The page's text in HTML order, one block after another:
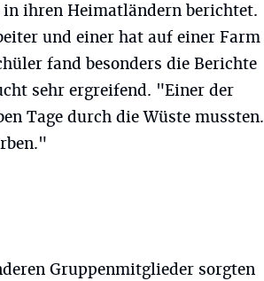
in ihren Heimatländern berichtet.
und einer hat auf einer Farm
fand besonders die Berichte
sehr ergreifend. "Einer der
Tage durch die Wüste mussten.
Gruppenmitglieder sorgten